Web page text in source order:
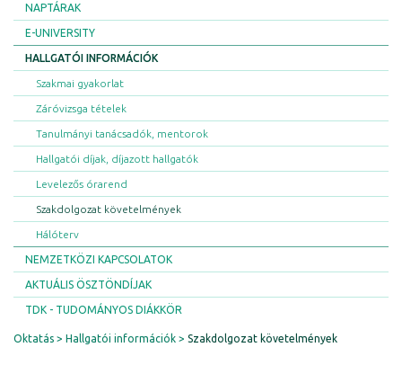
NAPTÁRAK
E-UNIVERSITY
HALLGATÓI INFORMÁCIÓK
Szakmai gyakorlat
Záróvizsga tételek
Tanulmányi tanácsadók, mentorok
Hallgatói díjak, díjazott hallgatók
Levelezős órarend
Szakdolgozat követelmények
Hálóterv
NEMZETKÖZI KAPCSOLATOK
AKTUÁLIS ÖSZTÖNDÍJAK
TDK - TUDOMÁNYOS DIÁKKÖR
Oktatás Hallgatói információk Szakdolgozat követelmények